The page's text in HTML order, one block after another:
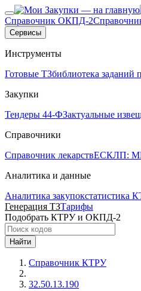
Справочник ОКПД-2
Сервисы
Инструменты
Готовые ТЗбиблиотека заданий
Закупки
Тендеры 44-ФЗактуальные
Справочники
Справочник лекарствЕСКЛП:
Аналитика и данные
Аналитика закупокстатистика
Генерация ТЗТарифы
Подобрать КТРУ и ОКПД-2
Найти
Справочник КТРУ
32.50.13.190